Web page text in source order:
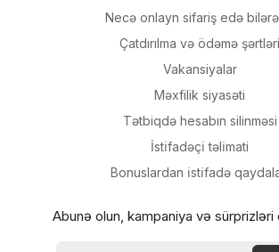
Necə onlayn sifariş edə
Çatdırılma və ödəmə şərtləri
Vakansiyalar
Məxfilik siyasəti
Tətbiqdə hesabın silinməsi
İsti̇fadəçi̇ təli̇mati
Bonuslardan i̇sti̇fadə
Abunə olun, kampaniya və sürprizləri